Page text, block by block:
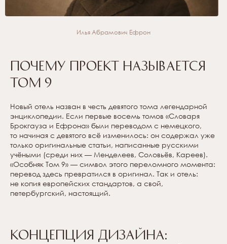
Илья Абрамович Ефрон
Почему проект называется
Том 9
Новый отель назван в честь девятого тома легендарной
энциклопедии. Если первые восемь томов «Словаря
Брокгауза и Ефрона» были переводом с немецкого,
то начиная с девятого всё изменилось: он содержал уже
только оригинальные статьи, написанные русскими
учёными (среди них — Менделеев, Соловьёв, Кареев).
«Особняк Том 9» — символ этого переломного момента:
перевод здесь превратился в оригинал. Так и отель:
не копия европейских стандартов, а свой,
петербургский, настоящий.
Концепция дизайна: